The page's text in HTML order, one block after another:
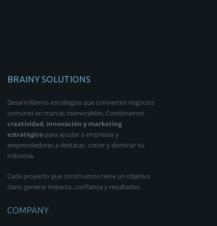
BRAINY SOLUTIONS
Desarrollamos estrategias que convierten negocios
comunes en marcas memorables. Combinamos
creatividad, innovación y marketing
estratégico para ayudar a empresas y
emprendedores a destacar, crecer y dominar su
industria.
Cada proyecto que construimos tiene un objetivo
claro: generar impacto, confianza y resultados.
COMPANY